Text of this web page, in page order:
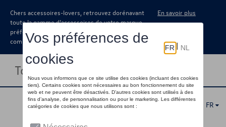
Chers accessoires-lovers, retrouvez dorénavant
toute la gamme d’accessoires de votre marque
préférée sous forme de catalogue à
commander auprès de votre concessionaire.
En savoir plus
Toggle navigation
FR